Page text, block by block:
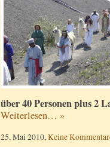
über 40 Personen plus 2
Weiterlesen… »
25. Mai 2010,Keine